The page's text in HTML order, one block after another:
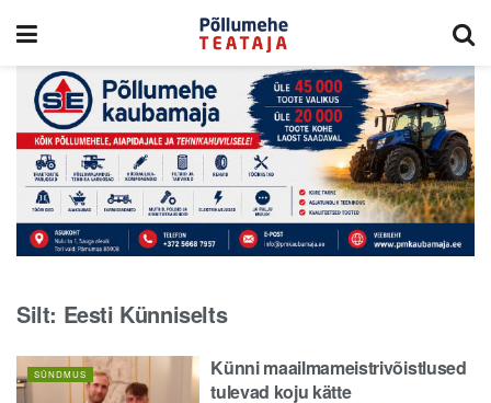
Silt: Eesti Künniselts
SÜNDMUS
Künni maailmameistrivõistlused
tulevad koju kätte